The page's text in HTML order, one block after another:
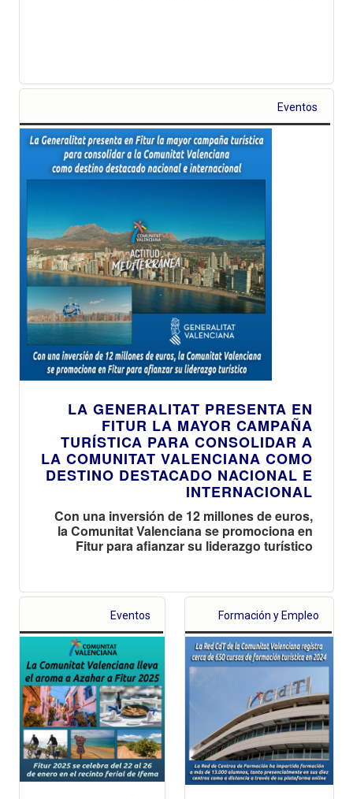
Eventos
LA GENERALITAT PRESENTA EN
FITUR LA MAYOR CAMPAÑA
TURÍSTICA PARA CONSOLIDAR A
LA COMUNITAT VALENCIANA COMO
DESTINO DESTACADO NACIONAL E
INTERNACIONAL
Con una inversión de 12 millones de euros,
la Comunitat Valenciana se promociona en
Fitur para afianzar su liderazgo turístico
Eventos Formación y Empleo